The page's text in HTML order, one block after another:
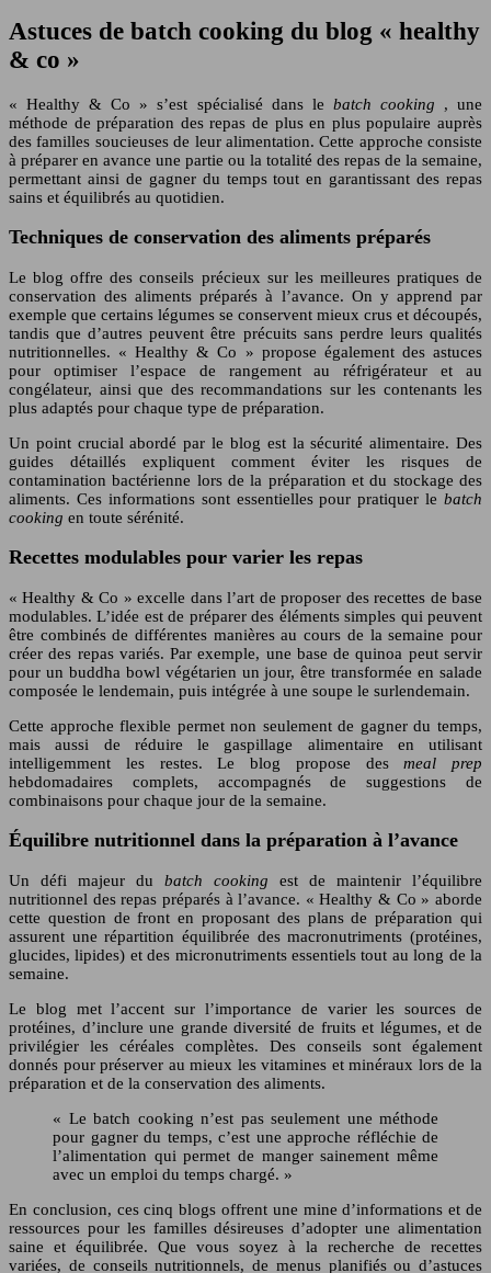
Astuces de batch cooking du blog « healthy
& co »
« Healthy & Co » s’est spécialisé dans le batch cooking , une
méthode de préparation des repas de plus en plus populaire auprès
des familles soucieuses de leur alimentation. Cette approche consiste
à préparer en avance une partie ou la totalité des repas de la semaine,
permettant ainsi de gagner du temps tout en garantissant des repas
sains et équilibrés au quotidien.
Techniques de conservation des aliments préparés
Le blog offre des conseils précieux sur les meilleures pratiques de
conservation des aliments préparés à l’avance. On y apprend par
exemple que certains légumes se conservent mieux crus et découpés,
tandis que d’autres peuvent être précuits sans perdre leurs qualités
nutritionnelles. « Healthy & Co » propose également des astuces
pour optimiser l’espace de rangement au réfrigérateur et au
congélateur, ainsi que des recommandations sur les contenants les
plus adaptés pour chaque type de préparation.
Un point crucial abordé par le blog est la sécurité alimentaire. Des
guides détaillés expliquent comment éviter les risques de
contamination bactérienne lors de la préparation et du stockage des
aliments. Ces informations sont essentielles pour pratiquer le batch
cooking en toute sérénité.
Recettes modulables pour varier les repas
« Healthy & Co » excelle dans l’art de proposer des recettes de base
modulables. L’idée est de préparer des éléments simples qui peuvent
être combinés de différentes manières au cours de la semaine pour
créer des repas variés. Par exemple, une base de quinoa peut servir
pour un buddha bowl végétarien un jour, être transformée en salade
composée le lendemain, puis intégrée à une soupe le surlendemain.
Cette approche flexible permet non seulement de gagner du temps,
mais aussi de réduire le gaspillage alimentaire en utilisant
intelligemment les restes. Le blog propose desmeal prep
hebdomadaires complets, accompagnés de suggestions de
combinaisons pour chaque jour de la semaine.
Équilibre nutritionnel dans la préparation à l’avance
Un défi majeur du batch cooking est de maintenir l’équilibre
nutritionnel des repas préparés à l’avance. « Healthy & Co » aborde
cette question de front en proposant des plans de préparation qui
assurent une répartition équilibrée des macronutriments (protéines,
glucides, lipides) et des micronutriments essentiels tout au long de la
semaine.
Le blog met l’accent sur l’importance de varier les sources de
protéines, d’inclure une grande diversité de fruits et légumes, et de
privilégier les céréales complètes. Des conseils sont également
donnés pour préserver au mieux les vitamines et minéraux lors de la
préparation et de la conservation des aliments.
« Le batch cooking n’est pas seulement une méthode
pour gagner du temps, c’est une approche réfléchie de
l’alimentation qui permet de manger sainement même
avec un emploi du temps chargé. »
En conclusion, ces cinq blogs offrent une mine d’informations et de
ressources pour les familles désireuses d’adopter une alimentation
saine et équilibrée. Que vous soyez à la recherche de recettes
variées, de conseils nutritionnels, de menus planifiés ou d’astuces